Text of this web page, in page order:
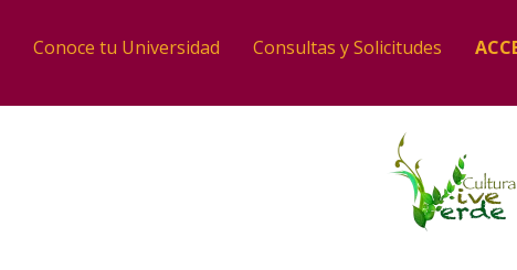
Conoce tu Universidad Consultas y Solicitudes